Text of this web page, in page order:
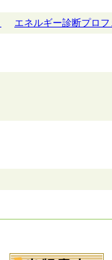
エネルギー診断プロ